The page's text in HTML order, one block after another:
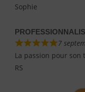
Sophie
7
La passion pour
RS